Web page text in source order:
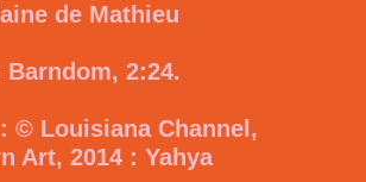
de Mathieu
2:24.
© Louisiana Channel,
Art, 2014 : Yahya